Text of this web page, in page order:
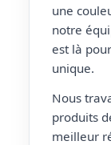
une
notre
est là
unique.
Nous
produits
meilleur